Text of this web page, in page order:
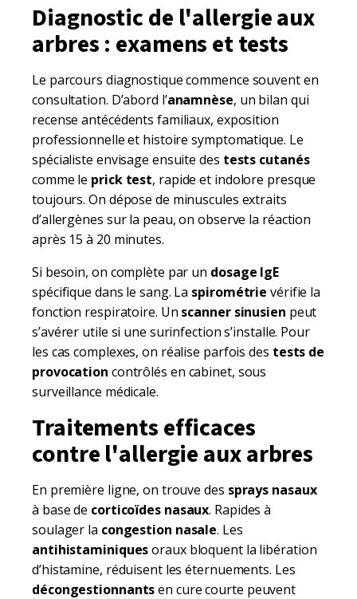
Diagnostic de l'allergie aux
arbres : examens et tests
Le parcours diagnostique commence souvent en
consultation. D’abord l’anamnèse, un bilan qui
recense antécédents familiaux, exposition
professionnelle et histoire symptomatique. Le
spécialiste envisage ensuite des tests cutanés
comme le prick test, rapide et indolore presque
toujours. On dépose de minuscules extraits
d’allergènes sur la peau, on observe la réaction
après 15 à 20 minutes.
Si besoin, on complète par un dosage IgE
spécifique dans le sang. La spirométrie vérifie la
fonction respiratoire. Un scanner sinusien peut
s’avérer utile si une surinfection s’installe. Pour
les cas complexes, on réalise parfois des tests de
provocation contrôlés en cabinet, sous
surveillance médicale.
Traitements efficaces
contre l'allergie aux arbres
En première ligne, on trouve des sprays nasaux
à base de corticoïdes nasaux. Rapides à
soulager la congestion nasale. Les
antihistaminiquesoraux bloquent la libération
d’histamine, réduisent les éternuements. Les
décongestionnantsen cure courte peuvent